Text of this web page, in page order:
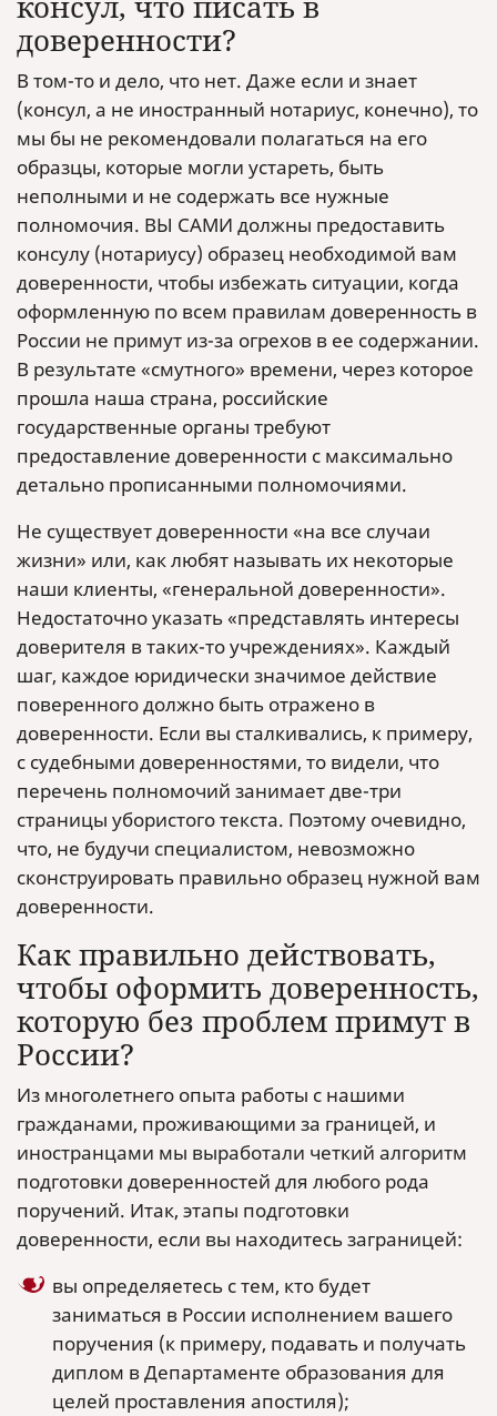
доверенности?
В том-то и дело, что нет. Даже если и знает
(консул, а не иностранный нотариус, конечно), то
мы бы не рекомендовали полагаться на его
образцы, которые могли устареть, быть
неполными и не содержать все нужные
полномочия. ВЫ САМИ должны предоставить
консулу (нотариусу) образец необходимой вам
доверенности, чтобы избежать ситуации, когда
оформленную по всем правилам доверенность в
России не примут из-за огрехов в ее содержании.
В результате «смутного» времени, через которое
прошла наша страна, российские
государственные органы требуют
предоставление доверенности с максимально
детально прописанными полномочиями.
Не существует доверенности «на все случаи
жизни» или, как любят называть их некоторые
наши клиенты, «генеральной доверенности».
Недостаточно указать «представлять интересы
доверителя в таких-то учреждениях». Каждый
шаг, каждое юридически значимое действие
поверенного должно быть отражено в
доверенности. Если вы сталкивались, к примеру,
с судебными доверенностями, то видели, что
перечень полномочий занимает две-три
страницы убористого текста. Поэтому очевидно,
что, не будучи специалистом, невозможно
сконструировать правильно образец нужной вам
доверенности.
Как правильно действовать,
чтобы оформить доверенность,
которую без проблем примут в
России?
Из многолетнего опыта работы с нашими
гражданами, проживающими за границей, и
иностранцами мы выработали четкий алгоритм
подготовки доверенностей для любого рода
поручений. Итак, этапы подготовки
доверенности, если вы находитесь заграницей:
вы определяетесь с тем, кто будет
заниматься в России исполнением вашего
поручения (к примеру, подавать и получать
диплом в Департаменте образования для
целей проставления апостиля);